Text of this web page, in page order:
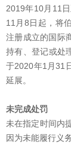
2019年10月11
11月8日起，将
注册成立的国际
持有、登记或处
于2020年1月31
延展。
未完成处罚
未在指定时间内
因为未能履行义